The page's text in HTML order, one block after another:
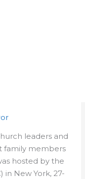
leaders and
family members
hosted by the
in New York, 27-